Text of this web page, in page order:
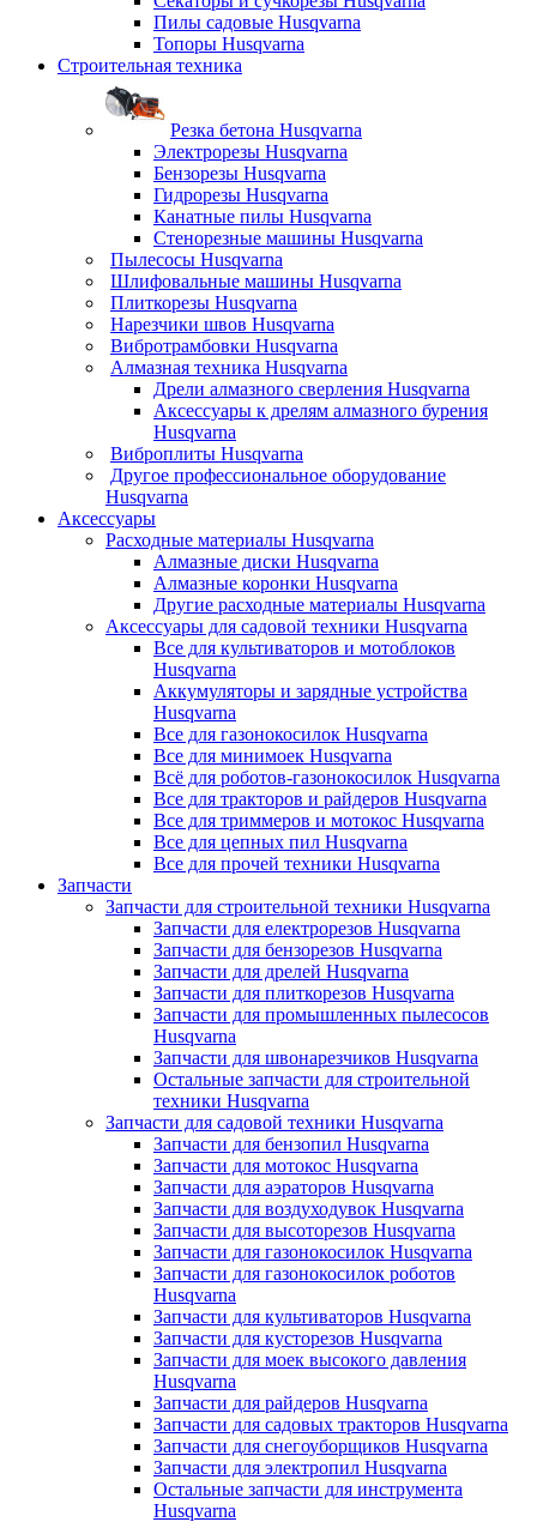
Пилы садовые Husqvarna
Топоры Husqvarna
Строительная техника
Резка бетона Husqvarna
Электрорезы Husqvarna
Бензорезы Husqvarna
Гидрорезы Husqvarna
Канатные пилы Husqvarna
Стенорезные машины Husqvarna
Пылесосы Husqvarna
Шлифовальные машины Husqvarna
Плиткорезы Husqvarna
Нарезчики швов Husqvarna
Вибротрамбовки Husqvarna
Алмазная техника Husqvarna
Дрели алмазного сверления Husqvarna
Аксессуары к дрелям алмазного бурения
Husqvarna
Виброплиты Husqvarna
Другое профессиональное оборудование
Husqvarna
Аксессуары
Расходные материалы Husqvarna
Алмазные диски Husqvarna
Алмазные коронки Husqvarna
Другие расходные материалы Husqvarna
Аксессуары для садовой техники Husqvarna
Все для культиваторов и мотоблоков
Husqvarna
Аккумуляторы и зарядные устройства
Husqvarna
Все для газонокосилок Husqvarna
Все для минимоек Husqvarna
Всё для роботов-газонокосилок Husqvarna
Все для тракторов и райдеров Husqvarna
Все для триммеров и мотокос Husqvarna
Все для цепных пил Husqvarna
Все для прочей техники Husqvarna
Запчасти
Запчасти для строительной техники Husqvarna
Запчасти для електрорезов Husqvarna
Запчасти для бензорезов Husqvarna
Запчасти для дрелей Husqvarna
Запчасти для плиткорезов Husqvarna
Запчасти для промышленных пылесосов
Husqvarna
Запчасти для швонарезчиков Husqvarna
Остальные запчасти для строительной
техники Husqvarna
Запчасти для садовой техники Husqvarna
Запчасти для бензопил Husqvarna
Запчасти для мотокос Husqvarna
Запчасти для аэраторов Husqvarna
Запчасти для воздуходувок Husqvarna
Запчасти для высоторезов Husqvarna
Запчасти для газонокосилок Husqvarna
Запчасти для газонокосилок роботов
Husqvarna
Запчасти для культиваторов Husqvarna
Запчасти для кусторезов Husqvarna
Запчасти для моек высокого давления
Husqvarna
Запчасти для райдеров Husqvarna
Запчасти для садовых тракторов Husqvarna
Запчасти для снегоуборщиков Husqvarna
Запчасти для электропил Husqvarna
Остальные запчасти для инструмента
Husqvarna